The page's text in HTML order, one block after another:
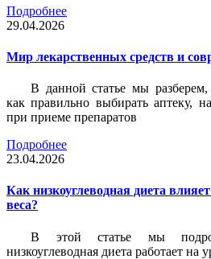
Подробнее
29.04.2026
Мир лекарственных средств и
В данной статье мы разберем,
как правильно выбирать аптеку,
при приеме препаратов
Подробнее
23.04.2026
Как низкоуглеводная диета
веса?
В этой статье мы
низкоуглеводная диета работает на